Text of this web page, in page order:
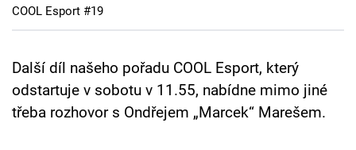
TV Program
Sledujte prima+
Přihlášení
COOL Esport #19
Další díl našeho pořadu COOL Esport, který
odstartuje v sobotu v 11.55, nabídne mimo jiné
třeba rozhovor s Ondřejem „Marcek“ Marešem.